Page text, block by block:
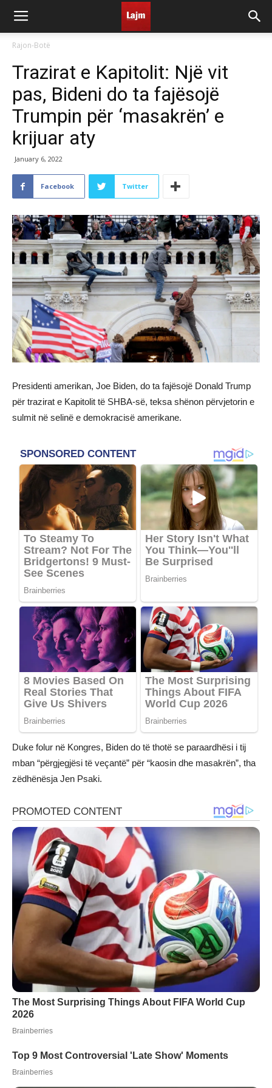
Rajon-Botë
Trazirat e Kapitolit: Një vit
pas, Bideni do ta fajësojë
Trumpin për ‘masakrën’ e
krijuar aty
January 6, 2022
Facebook Twitter
Presidenti amerikan, Joe Biden, do ta fajësojë Donald Trump
për trazirat e Kapitolit të SHBA-së, teksa shënon përvjetorin e
sulmit në selinë e demokracisë amerikane.
Duke folur në Kongres, Biden do të thotë se paraardhësi i tij
mban “përgjegjësi të veçantë” për “kaosin dhe masakrën”, tha
zëdhënësja Jen Psaki.